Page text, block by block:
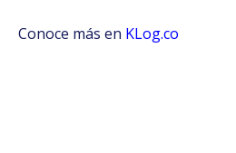
Conoce más en KLog.co